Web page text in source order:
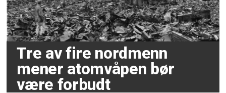
Tre av fire nordmenn
mener atomvåpen bør
være forbudt